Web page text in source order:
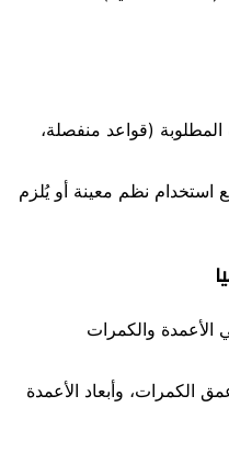
(قواعد منفصلة،
استخدام نظم معينة أو يُلزم
الأعمدة والكمرات
الكمرات، وأبعاد الأعمدة